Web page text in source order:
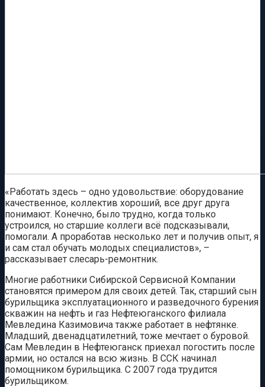
«Работать здесь – одно удовольствие: оборудование
качественное, коллектив хороший, все друг друга
понимают. Конечно, было трудно, когда только
устроился, но старшие коллеги всё подсказывали,
помогали. А проработав несколько лет и получив опыт, я
и сам стал обучать молодых специалистов», –
рассказывает слесарь-ремонтник.
Многие работники Сибирской Сервисной Компании
становятся примером для своих детей. Так, старший сын
бурильщика эксплуатационного и разведочного бурения
скважин на нефть и газ Нефтеюганского филиала
Мевледина Казимовича также работает в нефтянке.
Младший, двенадцатилетний, тоже мечтает о буровой.
Сам Мевледин в Нефтеюганск приехал погостить после
армии, но остался на всю жизнь. В ССК начинал
помощником бурильщика. С 2007 года трудится
бурильщиком.